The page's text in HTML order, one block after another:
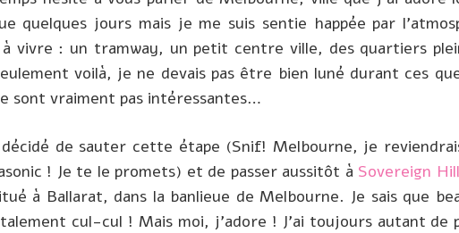
quelques jours mais je me suis sentie happée par
à vivre : un tramway, un petit centre ville, des quartiers
voilà, je ne devais pas être bien luné durant ces
sont vraiment pas intéressantes…
décidé de sauter cette étape (Snif! Melbourne, je
! Je te le promets) et de passer aussitôt à Sovereign Hill
à Ballarat, dans la banlieue de Melbourne. Je sais que
cul-cul ! Mais moi, j’adore ! J’ai toujours autant de